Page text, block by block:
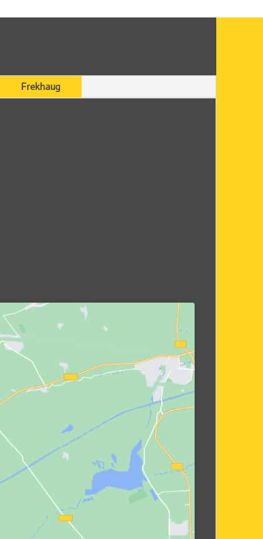
Frekhaug